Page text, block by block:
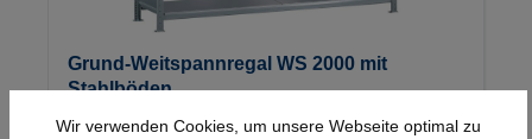
Grund-Weitspannregal WS 2000 mit
Stahlböden
Wir verwenden Cookies, um unsere Webseite optimal zu